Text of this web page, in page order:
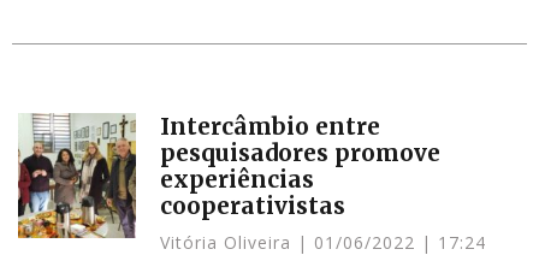
Intercâmbio entre
pesquisadores promove
experiências
cooperativistas
Vitória Oliveira 01/06/2022 17:24